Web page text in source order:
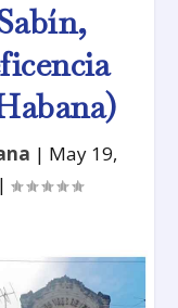
| May 19,
|